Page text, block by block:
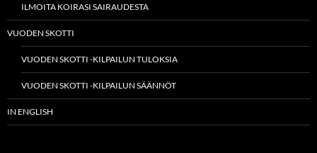
ILMOITA KOIRASI SAIRAUDESTA
VUODEN SKOTTI
VUODEN SKOTTI -KILPAILUN TULOKSIA
VUODEN SKOTTI -KILPAILUN SÄÄNNÖT
IN ENGLISH